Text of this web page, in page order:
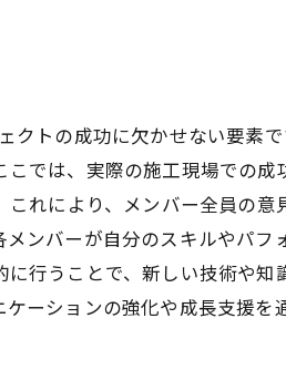
クトの成功に欠かせない要素で
では、実際の施工現場での成
れにより、メンバー全員の意
ンバーが自分のスキルやパフ
行うことで、新しい技術や知
ーションの強化や成長支援を